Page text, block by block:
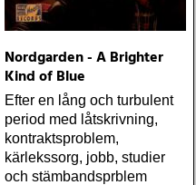
Nordgarden - A Brighter
Kind of Blue
Efter en lång och turbulent
period med låtskrivning,
kontraktsproblem,
kärlekssorg, jobb, studier
och stämbandsprblem